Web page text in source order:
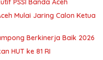
PSSI Banda Aceh
Mulai Jaring Calon Ketua
Berkinerja Baik 2026
HUT ke 81 RI